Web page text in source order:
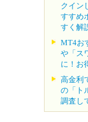
クイン
すすめ
すく解
MT4お
や「ス
に！お
高金利
の「ト
調査し